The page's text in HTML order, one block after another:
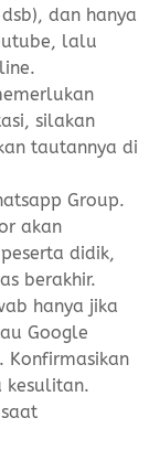
dan hanya
lalu
silakan
tautannya di
Group.
akan
didik,
berakhir.
hanya jika
Google
Konfirmasikan
kesulitan.